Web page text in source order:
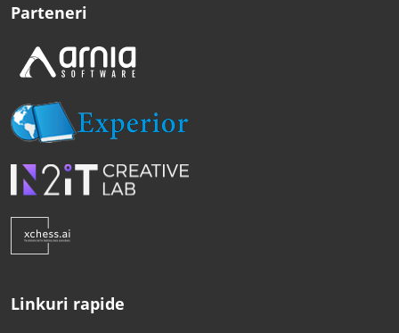
Parteneri
Linkuri rapide